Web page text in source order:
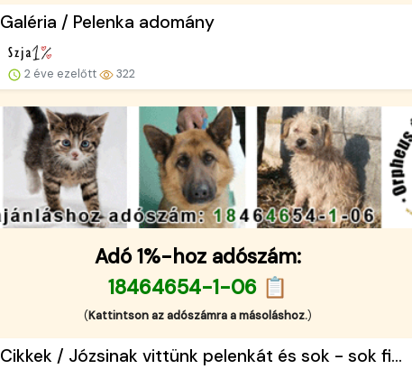
Galéria / Pelenka adomány
2 éve ezelőtt 322
Adó 1%-hoz adószám:
18464654-1-06 📋
(Kattintson az adószámra a másoláshoz.)
Cikkek / Józsinak vittünk pelenkát és sok - sok fi...